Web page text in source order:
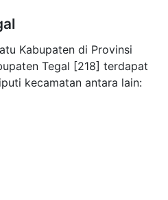
Kabupaten di Provinsi
Tegal [218] terdapat
kecamatan antara lain: